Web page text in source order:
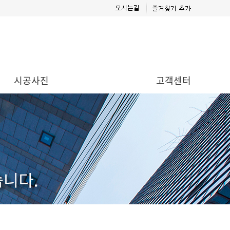
시공사진 고객센터